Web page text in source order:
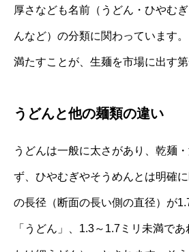
厚さなども名前（うどん・ひやむ
んなど）の分類に関わっています
満たすことが、生麺を市場に出す第
うどんと他の麺類の違い
うどんは一般に太さがあり、乾麺
ず、ひやむぎやそうめんとは明確
の長径（断面の長い側の直径）が
「うどん」、1.3～1.7ミリ未満で